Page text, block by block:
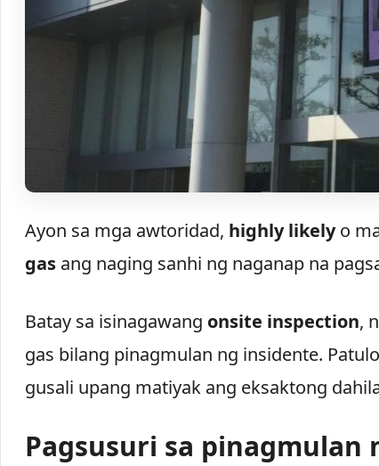
Ayon sa mga awtoridad, highly likelyo
gasang naging sanhi ng naganap na
Batay sa isinagawang onsite inspection,
gas bilang pinagmulan ng insidente.
gusali upang matiyak ang eksaktong
Pagsusuri sa pinagmulan